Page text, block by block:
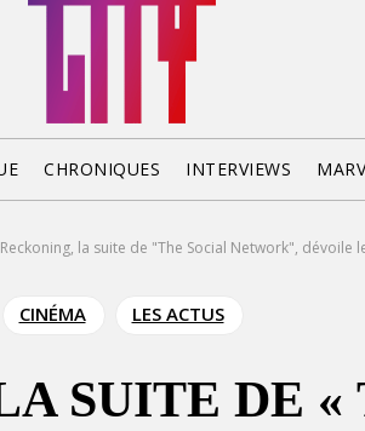
CHRONIQUES INTERVIEWS
la suite de "The Social Network", dévoile
CINÉMA LES ACTUS
SUITE DE «